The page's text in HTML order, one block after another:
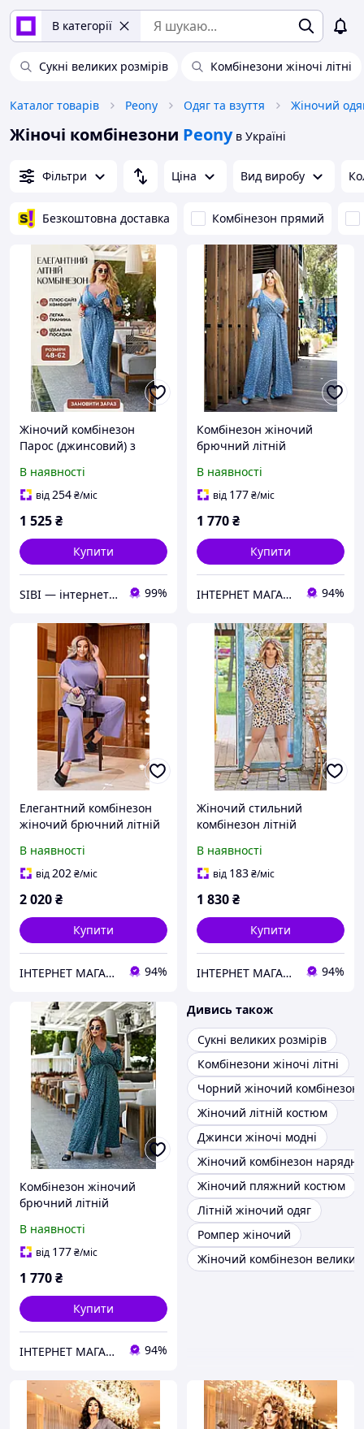
В категорії
Сукні великих розмірів Комбінезони жіночі літні
Каталог товарів Peony Одяг та взуття Жіночий
Жіночі комбінезони Peony в Україні
Фільтри Ціна Вид виробу
Безкоштовна доставка Комбінезон прямий
Жіночий комбінезон
Парос (джинсовий) з
0208213
В наявності
від254₴/міс
1 525₴
Купити
SIBI — інтернет-магазин товарів для дому: текстиль, одяг для всієї родини 99%
Комбінезон жіночий
брючний літній
розмірів синій
В наявності
від 177₴/міс
1 770₴
Купити
ІНТЕРНЕТ МАГАЗИН СТИЛЬНОГО ОДЯГУ ТА ВЗУТТЯ AnaSol-Style 94%
Елегантний комбінезон
жіночий брючний літній
розміру штани палаццо
бузковий
В наявності
від202₴/міс
2 020₴
Купити
ІНТЕРНЕТ МАГАЗИН СТИЛЬНОГО ОДЯГУ ТА ВЗУТТЯ AnaSol-Style 94%
Жіночий стильний
комбінезон літній
геометричний принт беж
В наявності
від 183₴/міс
1 830₴
Купити
ІНТЕРНЕТ МАГАЗИН СТИЛЬНОГО ОДЯГУ ТА ВЗУТТЯ AnaSol-Style 94%
Комбінезон жіночий
брючний літній
легкої тканини штани
"палаццо" великих
В наявності
від 177₴/міс
1 770₴
Купити
ІНТЕРНЕТ МАГАЗИН СТИЛЬНОГО ОДЯГУ ТА ВЗУТТЯ AnaSol-Style 94%
Дивись також
Сукні великих розмірів
Комбінезони жіночі літні
Чорний жіночий комбінезон
Жіночий літній костюм
Джинси жіночі модні
Жіночий комбінезон
Жіночий пляжний костюм
Літній жіночий одяг
Ромпер жіночий
Жіночий комбінезон великих